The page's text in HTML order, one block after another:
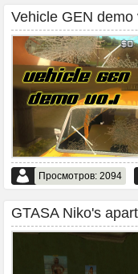
Vehicle GEN
Просмотров: 2094
GTASA Niko's